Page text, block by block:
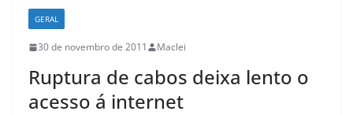
GERAL
30 de novembro de 2011 Maclei
Ruptura de cabos deixa lento o
acesso á internet